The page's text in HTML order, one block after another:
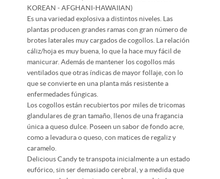
KOREAN - AFGHANI-HAWAIIAN)
Es una variedad explosiva a distintos niveles. Las
plantas producen grandes ramas con gran número de
brotes laterales muy cargados de cogollos. La relación
cáliz/hoja es muy buena, lo que la hace muy fácil de
manicurar. Además de mantener los cogollos más
ventilados que otras índicas de mayor follaje, con lo
que se convierte en una planta más resistente a
enfermedades fúngicas.
Los cogollos están recubiertos por miles de tricomas
glandulares de gran tamaño, llenos de una fragancia
única a queso dulce. Poseen un sabor de fondo acre,
como a levadura o queso, con matices de regaliz y
caramelo.
Delicious Candy te transpota inicialmente a un estado
eufórico, sin ser demasiado cerebral, y a medida que